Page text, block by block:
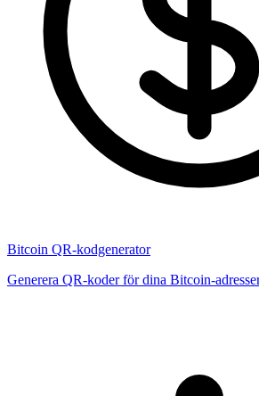
Bitcoin QR-kodgenerator
Generera QR-koder för dina Bitcoin-